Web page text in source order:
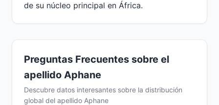
de su núcleo principal en África.
Preguntas Frecuentes sobre el
apellido Aphane
Descubre datos interesantes sobre la distribución
global del apellido Aphane